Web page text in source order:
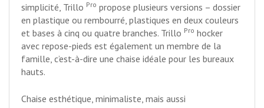
simplicité, Trillo Pro propose plusieurs versions – dossier
en plastique ou rembourré, plastiques en deux couleurs
et bases à cinq ou quatre branches. Trillo Pro hocker
avec repose-pieds est également un membre de la
famille, c’est-à-dire une chaise idéale pour les bureaux
hauts.
Chaise esthétique, minimaliste, mais aussi